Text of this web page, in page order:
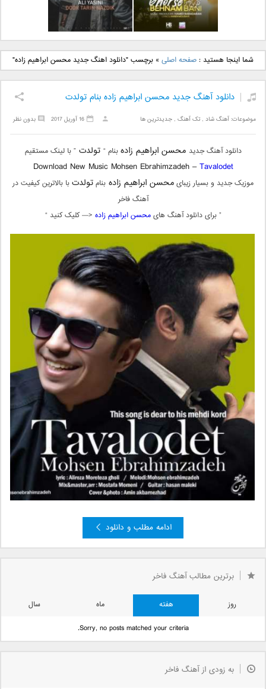
دانلود آهنگ جدید بهنام
بانی بنام قرص قمر 2
دانلود آهنگ جدید علی
یاسینی بنام دورترین نزدیک
شما اینجا هستید :صفحه اصلی »برچسب "دانلود اهنگ جدید محسن ابراهیم زاده"
دانلود آهنگ جدید محسن ابراهیم زاده بنام تولدت
موضوعات:آهنگ شاد ,تک آهنگ ,جدیدترین ها بدون نظر 16 آوریل 2017
دانلود آهنگ جدید محسن ابراهیم زادهبنام “ تولدت” با لینک مستقیم
Download New Music Mohsen Ebrahimzadeh –Tavalodet
موزیک جدید و بسیار زیبایمحسن ابراهیم زاده بنامتولدتبا بالاترین کیفیت در
آهنگ فاخر
” برای دانلود آهنگ هایمحسن ابراهیم زاده <— کلیک کنید “
ادامه مطلب و دانلود
برترین مطالب آهنگ فاخر
روز هفته ماه
سال
Sorry, no posts matched your criteria.
به زودی از آهنگ فاخر